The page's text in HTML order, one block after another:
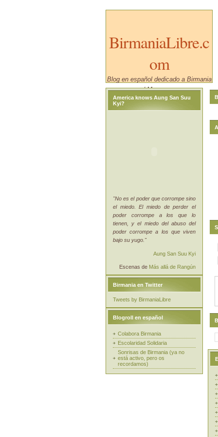
BirmaniaLibre.c
om
Blog en español dedicado a Birmania
/ Myanmar.
America knows Aung San Suu
Kyi?
"No es el poder que corrompe sino
el miedo. El miedo de perder el
poder corrompe a los que lo
tienen, y el miedo del abuso del
poder corrompe a los que viven
bajo su yugo."
Aung San Suu Kyi
Escenas de Más allá de Rangún
Birmania en Twitter
Tweets by BirmaniaLibre
Blogroll en español
Colabora Birmania
Escolaridad Solidaria
Sonrisas de Birmania (ya no
está activo, pero os
recordamos)